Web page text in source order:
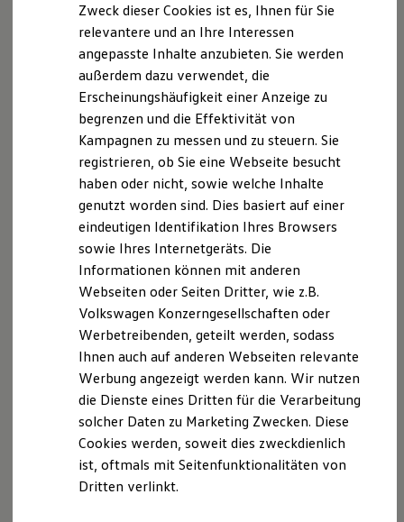
Kaufoptionen
E-Auto-Förderung
Software und Konnektivität
Die ID. Software 6
ID. Software Versionen und Updates
Digitale Extras
Schnittstellen zu Ihrem ID.
Hybridautos
Marke und Erlebnis
Volkswagen R und R Experience
R-Modelle
R Experience
Driving Experience
Volkswagen entdecken
Werkbesichtigung
Lifestyle Shop
T-Roc Kollektion
Golf Kollektion
ID. Kollektion
Volkswagen Kollektion
R-Kollektion
GTI Kollektion
Fußball Drop
we drive football
#wedriveproud
Besitzer und Service
Software Updates
Service und Ersatzteile
Weitere Informationen zu den Kfz-Schiedsstellen,
insbesondere zu Verfahren und Voraussetzungen zum
Zugang können auch der Internetadresse
www.kfz-schiedsstellen.de entnommen werden
Hinweis gemäß § 36
Verbraucherstreitbeilegungsgesetz (VSBG)
Der Verkäufer/Auftragnehmer wird nicht an einem
Streitbeilegungsverfahren vor einer
Verbraucherschlichtungsstelle im Sinne des VSBG
teilnehmen und ist hierzu auch nicht verpflichtet.
Versicherungsvertreter nach § 34d
Wir sind als Versicherungsvertreter nach § 34d Abs. 7
Nr. 1 Gewerbeordnung als Versicherungsvertreter
ausschließlich über die Volkswagen
Versicherungsdienst GmbH tätig und bei der
Industrie- und Handelskammer Stade, Am
Schäferstieg 2, 21680 gemeldet. Eingetragen sind wir
im Vermittlerregister unter der Nummer 303030 und
010035. Überprüfen können Sie das im Internet unter
www.vermittlerregister.info
Zweck dieser Cookies ist es, Ihnen für Sie
relevantere und an Ihre Interessen
angepasste Inhalte anzubieten. Sie werden
außerdem dazu verwendet, die
Erscheinungshäufigkeit einer Anzeige zu
begrenzen und die Effektivität von
Kampagnen zu messen und zu steuern. Sie
registrieren, ob Sie eine Webseite besucht
haben oder nicht, sowie welche Inhalte
genutzt worden sind. Dies basiert auf einer
eindeutigen Identifikation Ihres Browsers
sowie Ihres Internetgeräts. Die
Informationen können mit anderen
Webseiten oder Seiten Dritter, wie z.B.
Volkswagen Konzerngesellschaften oder
Werbetreibenden, geteilt werden, sodass
Ihnen auch auf anderen Webseiten relevante
Werbung angezeigt werden kann. Wir nutzen
die Dienste eines Dritten für die Verarbeitung
solcher Daten zu Marketing Zwecken. Diese
Cookies werden, soweit dies zweckdienlich
ist, oftmals mit Seitenfunktionalitäten von
Dritten verlinkt.